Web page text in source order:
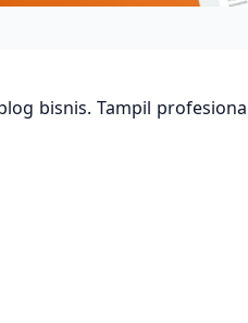
bisnis. Tampil